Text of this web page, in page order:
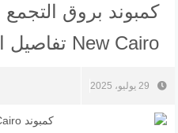
New Cairo تفاصيل الحجز
29 يوليو، 2025